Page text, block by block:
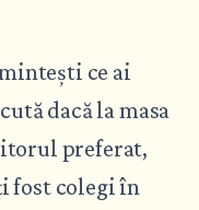
ce ai
dacă la masa
preferat,
fost colegi în